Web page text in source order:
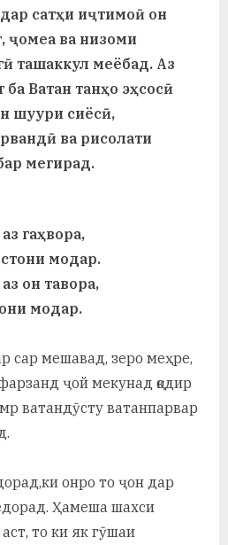
и
у
сатҳи иҷтимоӣ он
ҷомеа ва низоми
ташаккул меёбад. Аз
Ватан танҳо эҳсосӣ
шуури сиёсӣ,
ва рисолати
мегирад.
гаҳвора,
модар.
он тавора,
модар.
сар мешавад, зеро меҳре,
ҷой мекунад қодир
ватандӯсту ватанпарвар
онро то ҷон дар
Ҳамеша шахси
то ки як гӯшаи